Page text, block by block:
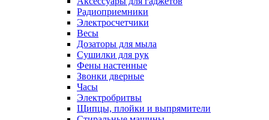
Радиоприемники
Электросчетчики
Весы
Дозаторы для мыла
Сушилки для рук
Фены настенные
Звонки дверные
Часы
Электробритвы
Щипцы, плойки и выпрямители